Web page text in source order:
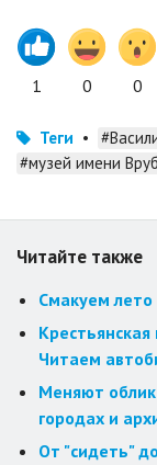
1 0 0
Теги •
#музей имени
Читайте также
Смакуем лето
Крестьянская
Читаем
Меняют
городах и
От "сидеть"